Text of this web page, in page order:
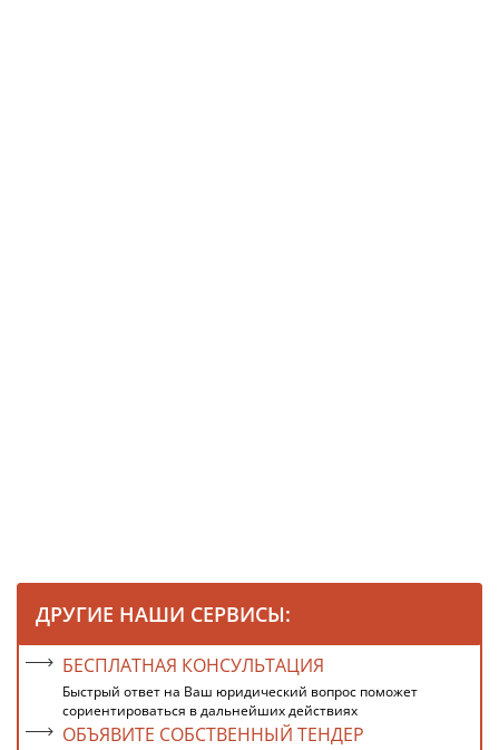
ДРУГИЕ НАШИ СЕРВИСЫ:
БЕСПЛАТНАЯ КОНСУЛЬТАЦИЯ
Быстрый ответ на Ваш юридический вопрос поможет
сориентироваться в дальнейших действиях
ОБЪЯВИТЕ СОБСТВЕННЫЙ ТЕНДЕР